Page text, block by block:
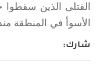
القتلى الذين سقطوا
الأسوأ في المنطقة منذ
شارك: